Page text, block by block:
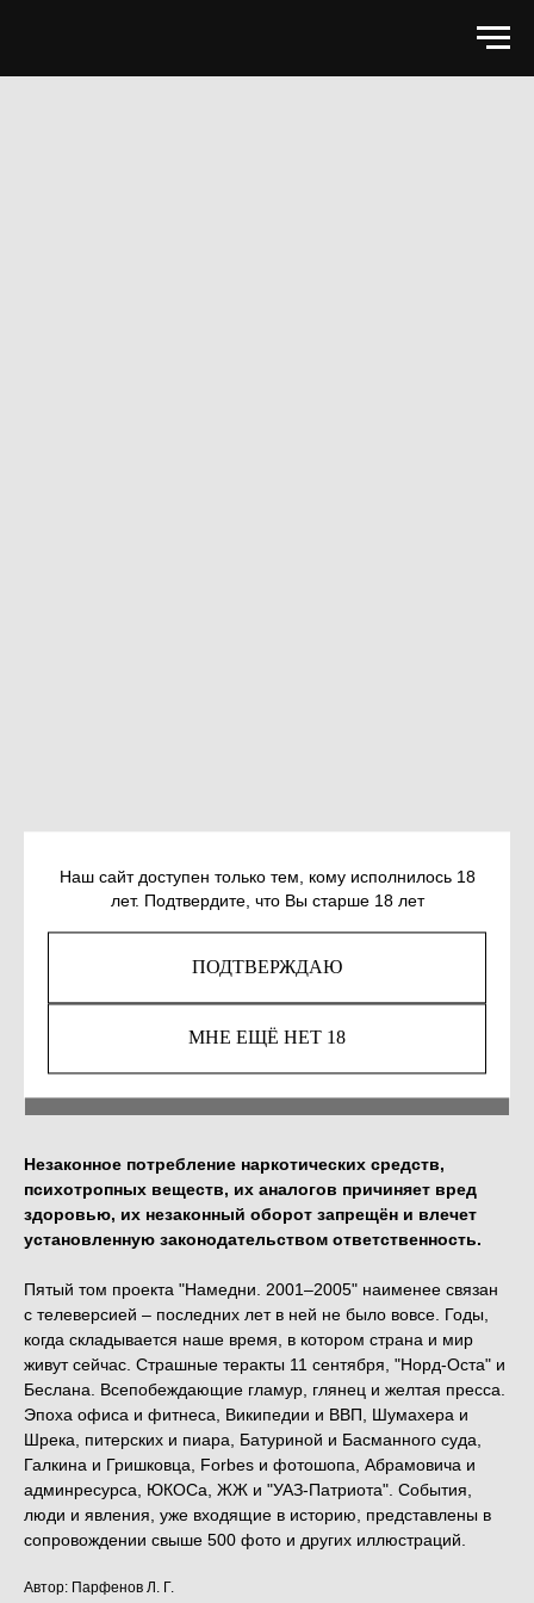
Наш сайт доступен только тем, кому исполнилось 18
лет. Подтвердите, что Вы старше 18 лет
ПОДТВЕРЖДАЮ
МНЕ ЕЩЁ НЕТ 18
ПАРФЕНОВ Л. Г. НАМЕДНИ. НАША
ЭРА. 2001-2005
978-5-17-116655-7
Незаконное потребление наркотических средств,
психотропных веществ, их аналогов причиняет вред
здоровью, их незаконный оборот запрещён и влечет
установленную законодательством ответственность.
Пятый том проекта "Намедни. 2001–2005" наименее связан
с телеверсией – последних лет в ней не было вовсе. Годы,
когда складывается наше время, в котором страна и мир
живут сейчас. Страшные теракты 11 сентября, "Норд-Оста" и
Беслана. Всепобеждающие гламур, глянец и желтая пресса.
Эпоха офиса и фитнеса, Википедии и ВВП, Шумахера и
Шрека, питерских и пиара, Батуриной и Басманного суда,
Галкина и Гришковца, Forbes и фотошопа, Абрамовича и
админресурса, ЮКОСа, ЖЖ и "УАЗ-Патриота". События,
люди и явления, уже входящие в историю, представлены в
сопровождении свыше 500 фото и других иллюстраций.
Автор: Парфенов Л. Г.